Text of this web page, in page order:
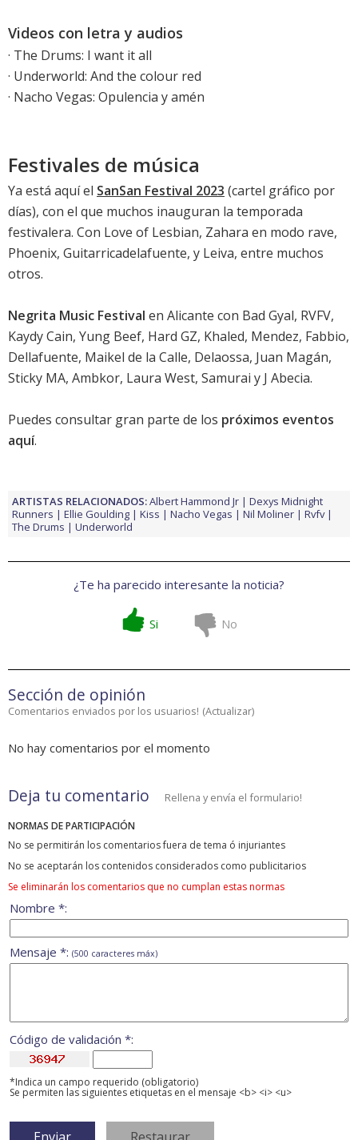
Videos con letra y audios
· The Drums: I want it all
· Underworld: And the colour red
· Nacho Vegas: Opulencia y amén
Festivales de música
Ya está aquí el SanSan Festival 2023 (cartel gráfico por
días), con el que muchos inauguran la temporada
festivalera. Con Love of Lesbian, Zahara en modo rave,
Phoenix, Guitarricadelafuente, y Leiva, entre muchos
otros.
Negrita Music Festival en Alicante con Bad Gyal, RVFV,
Kaydy Cain, Yung Beef, Hard GZ, Khaled, Mendez, Fabbio,
Dellafuente, Maikel de la Calle, Delaossa, Juan Magán,
Sticky MA, Ambkor, Laura West, Samurai y J Abecia.
Puedes consultar gran parte de los próximos eventos
aquí.
ARTISTAS RELACIONADOS:Albert Hammond Jr
Dexys Midnight
Runners
Ellie Goulding Kiss Nacho Vegas Nil Moliner
Rvfv
The Drums
Underworld
¿Te ha parecido interesante la noticia?
Si No
Sección de opinión
Comentarios enviados por los usuarios! (Actualizar)
No hay comentarios por el momento
Deja tu comentario Rellena y envía el formulario!
NORMAS DE PARTICIPACIÓN
No se permitirán los comentarios fuera de tema ó injuriantes
No se aceptarán los contenidos considerados como publicitarios
Se eliminarán los comentarios que no cumplan estas normas
Nombre *:
Mensaje *: (500 caracteres máx)
Código de validación *:
*Indica un campo requerido (obligatorio)
Se permiten las siguientes etiquetas en el mensaje <b> <i> <u>